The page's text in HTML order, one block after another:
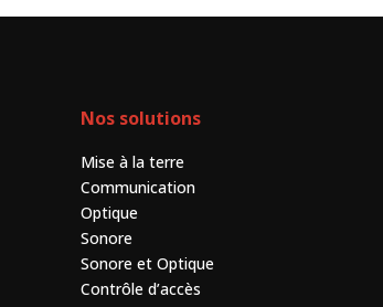
Nos solutions
Mise à la terre
Communication
Optique
Sonore
Sonore et Optique
Contrôle d’accès